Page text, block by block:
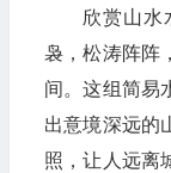
欣赏山水
袅，松涛阵阵
间。这组简易
出意境深远的
照，让人远离